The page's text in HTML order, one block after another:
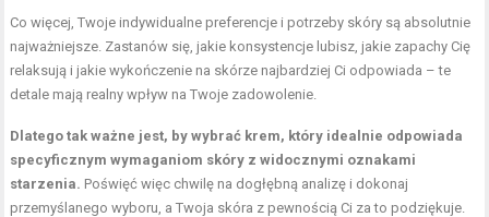
Co więcej, Twoje indywidualne preferencje i potrzeby skóry są absolutnie
najważniejsze. Zastanów się, jakie konsystencje lubisz, jakie zapachy Cię
relaksują i jakie wykończenie na skórze najbardziej Ci odpowiada – te
detale mają realny wpływ na Twoje zadowolenie.
Dlatego tak ważne jest, by wybrać krem, który idealnie odpowiada
specyficznym wymaganiom skóry z widocznymi oznakami
starzenia. Poświęć więc chwilę na dogłębną analizę i dokonaj
przemyślanego wyboru, a Twoja skóra z pewnością Ci za to podziękuje.